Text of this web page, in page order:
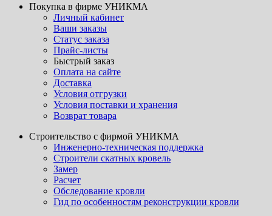
Покупка в фирме УНИКМА
Личный кабинет
Ваши заказы
Статус заказа
Прайс-листы
Быстрый заказ
Оплата на сайте
Доставка
Условия отгрузки
Условия поставки и хранения
Возврат товара
Строительство с фирмой УНИКМА
Инженерно-техническая поддержка
Строители скатных кровель
Замер
Расчет
Обследование кровли
Гид по особенностям реконструкции кровли